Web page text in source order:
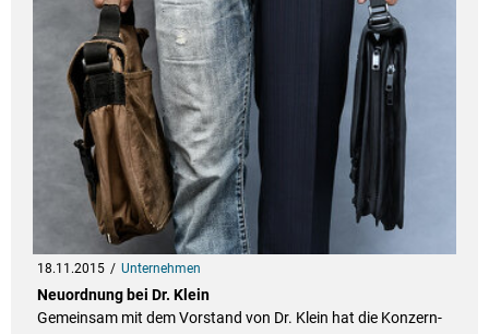
18.11.2015 Unternehmen
Neuordnung bei Dr. Klein
Gemeinsam mit dem Vorstand von Dr. Klein hat die Konzern-